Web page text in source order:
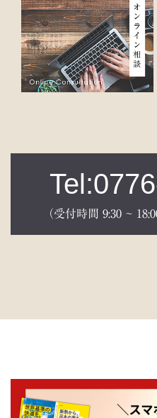
（受付時間 9:30 ~